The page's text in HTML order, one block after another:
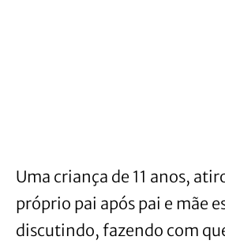
Uma criança de 11 anos,
próprio pai após pai e mãe
discutindo, fazendo com